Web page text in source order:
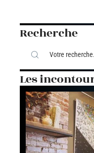
Recherche
Les